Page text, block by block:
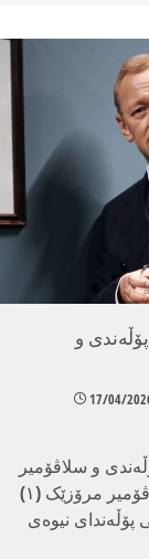
و
17/04/
و سلاڤۆمیر
مرۆزێک زاهیر عەبەڕەش سلاڤۆمیر مرۆزێک (١)
پۆڵەندای نیوەی